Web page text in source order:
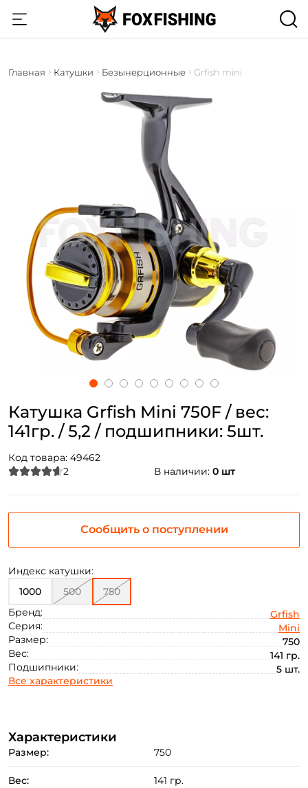
Главная Катушки Безынерционные Grfish mini
Катушка Grfish Mini 750F / вес:
141гр. / 5,2 / подшипники: 5шт.
Код товара: 49462
2
В наличии: 0 шт
Индекс катушки:
1000
500
750
Бренд:
Grfish
Серия:
Mini
Размер:
750
Вес:
141 гр.
Подшипники:
5 шт.
Все характеристики
Сообщить о поступлении
Характеристики
Размер: 750
Вес: 141 гр.